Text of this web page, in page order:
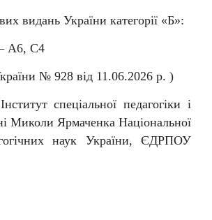
видань України категорії «Б»:
А6, С4
№ 928 від 11 .06.2026 р. )
Інститут спеціальної педагогіки і
Миколи Ярмаченка Національної
наук України, ЄДРПОУ